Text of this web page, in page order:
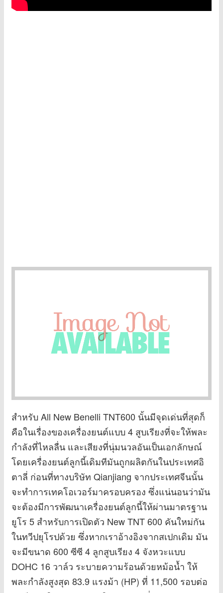
สำหรับ All New Benelli TNT600 นั้นมีจุดเด่นที่สุดก็
คือในเรื่องของเครื่องยนต์แบบ 4 สูบเรียงที่จะให้พละ
กำลังที่ไหลลื่น และเสียงที่นุ่มนวลอันเป็นเอกลักษณ์
โดยเครื่องยนต์ลูกนี้เดิมทีมันถูกผลิตกันในประเทศอิ
ตาลี่ ก่อนที่ทางบริษัท Qianjiang จากประเทศจีนนั้น
จะทำการเทคโอเวอร์มาครอบครอง ซึ่งแน่นอนว่ามัน
จะต้องมีการพัฒนาเครื่องยนต์ลูกนี้ให้ผ่านมาตรฐาน
ยูโร 5 สำหรับการเปิดตัว New TNT 600 คันใหม่กัน
ในทวีปยุโรปด้วย ซึ่งหากเราอ้างอิงจากสเปกเดิม มัน
จะมีขนาด 600 ซีซี 4 ลูกสูบเรียง 4 จังหวะแบบ
DOHC 16 วาล์ว ระบายความร้อนด้วยหม้อน้ำ ให้
พละกำลังสูงสุด 83.9 แรงม้า (HP) ที่ 11,500 รอบต่อ